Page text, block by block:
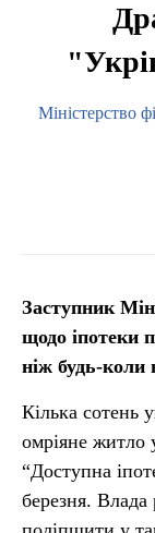
Міністерство
Заступник
щодо іпотеки
ніж будь-коли
Кілька сотень
омріяне житло
“Доступна
березня. Влада